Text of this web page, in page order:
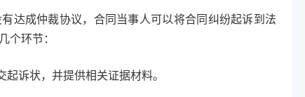
达成仲裁协议，合同当事人可以将合同纠纷起诉到法
个环节：
诉状，并提供相关证据材料。